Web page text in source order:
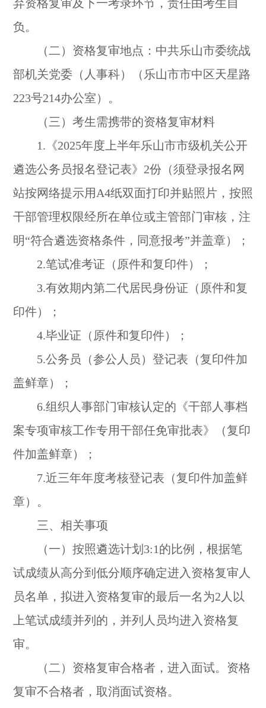
弃资格复审及下一考录环节，责任由考生自
负。
（二）资格复审地点：中共乐山市委统战
部机关党委（人事科）（乐山市市中区天星路
223号214办公室）。
（三）考生需携带的资格复审材料
1.《2025年度上半年乐山市市级机关公开
遴选公务员报名登记表》2份（须登录报名网
站按网络提示用A4纸双面打印并贴照片，按照
干部管理权限经所在单位或主管部门审核，注
明“符合遴选资格条件，同意报考”并盖章）；
2.笔试准考证（原件和复印件）；
3.有效期内第二代居民身份证（原件和复
印件）；
4.毕业证（原件和复印件）；
5.公务员（参公人员）登记表（复印件加
盖鲜章）；
6.组织人事部门审核认定的《干部人事档
案专项审核工作专用干部任免审批表》（复印
件加盖鲜章）；
7.近三年年度考核登记表（复印件加盖鲜
章）。
三、相关事项
（一）按照遴选计划3:1的比例，根据笔
试成绩从高分到低分顺序确定进入资格复审人
员名单，拟进入资格复审的最后一名为2人以
上笔试成绩并列的，并列人员均进入资格复
审。
（二）资格复审合格者，进入面试。资格
复审不合格者，取消面试资格。